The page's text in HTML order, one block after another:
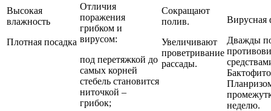
Высокая
влажность
Плотная посадка
Отличия
поражения
грибком и
вирусом:
под перетяжкой до
самых корней
стебель становится
ниточкой –
грибок;
Сокращают
полив.
Увеличивают
проветривание
рассады.
Вирусная
Дважды
неделю.